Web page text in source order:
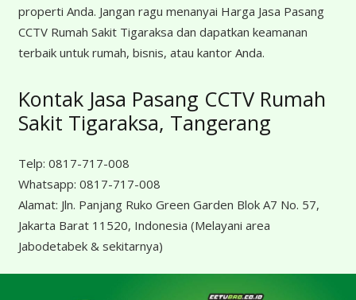
properti Anda. Jangan ragu menanyai Harga Jasa Pasang
CCTV Rumah Sakit Tigaraksa dan dapatkan keamanan
terbaik untuk rumah, bisnis, atau kantor Anda.
Kontak Jasa Pasang CCTV Rumah
Sakit Tigaraksa, Tangerang
Telp: 0817-717-008
Whatsapp: 0817-717-008
Alamat: Jln. Panjang Ruko Green Garden Blok A7 No. 57,
Jakarta Barat 11520, Indonesia (Melayani area
Jabodetabek & sekitarnya)